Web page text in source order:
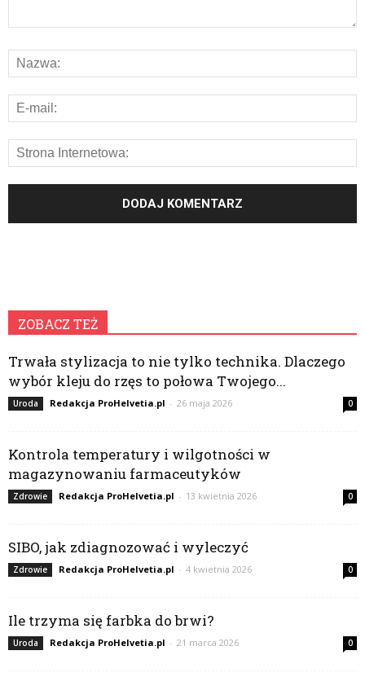
ZOBACZ TEŻ
Trwała stylizacja to nie tylko technika. Dlaczego
wybór kleju do rzęs to połowa Twojego...
Uroda Redakcja ProHelvetia.pl - 26 maja 2026 0
Kontrola temperatury i wilgotności w
magazynowaniu farmaceutyków
Zdrowie Redakcja ProHelvetia.pl - 13 kwietnia 2026 0
SIBO, jak zdiagnozować i wyleczyć
Zdrowie Redakcja ProHelvetia.pl - 4 kwietnia 2026 0
Ile trzyma się farbka do brwi?
Uroda Redakcja ProHelvetia.pl - 21 marca 2026 0